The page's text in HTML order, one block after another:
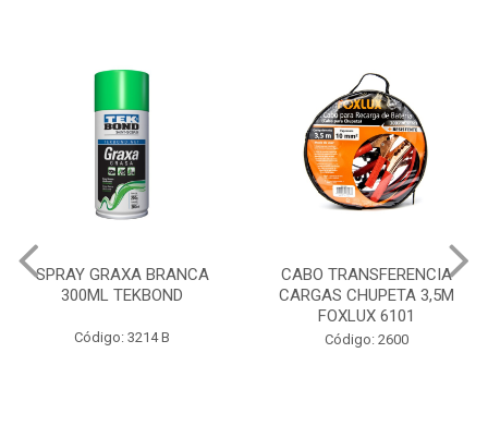
CABO TRANSFERENCIA
CARGAS CHUPETA 3,5M
Código: 2600
CHAVE DE RODA TIPO
17X19X21X23 FOX 4513
Código: 2628